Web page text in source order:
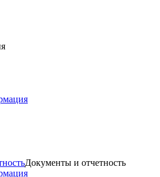
Документы и отчетность